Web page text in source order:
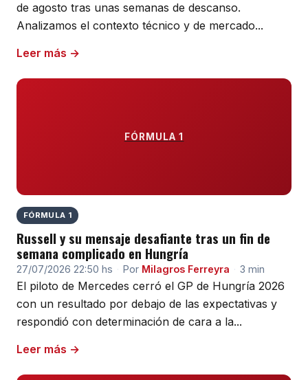
de agosto tras unas semanas de descanso.
Analizamos el contexto técnico y de mercado...
Leer más →
FÓRMULA 1
FÓRMULA 1
Russell y su mensaje desafiante tras un fin de
semana complicado en Hungría
27/07/2026 22:50 hs · Por Milagros Ferreyra · 3 min
El piloto de Mercedes cerró el GP de Hungría 2026
con un resultado por debajo de las expectativas y
respondió con determinación de cara a la...
Leer más →